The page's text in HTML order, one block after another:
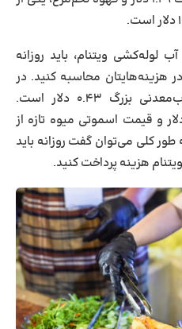
لوله‌کشی ویتنام، باید روزانه
هزینه‌هایتان محاسبه کنید. در
این کشور قیمت یک بطری آب‌معدنی بزرگ ۰.۴۳ دلار است.
قیمت کاپوچینو ۲.۱۵ دلار و قیمت اسموتی میوه تازه از
است. به طور کلی می‌توان گفت روزانه باید